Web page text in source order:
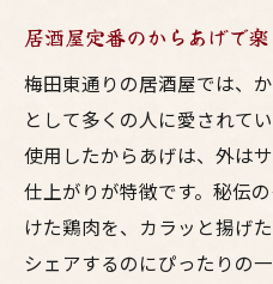
子供も楽しめる鳥
家族団らんにぴっ
グ
大人数でも安心！
家族での特別な夜
居酒屋巡りで発見東
居酒屋定番のからあげで
梅田東通りの居酒屋では、
として多くの人に愛されて
使用したからあげは、外は
仕上がりが特徴です。秘伝
けた鶏肉を、カラッと揚げ
シェアするのにぴったりの